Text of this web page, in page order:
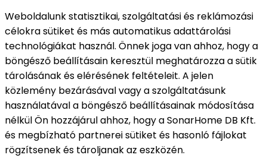
Weboldalunk statisztikai, szolgáltatási és reklámozási
célokra sütiket és más automatikus adattárolási
technológiákat használ. Önnek joga van ahhoz, hogy a
böngésző beállításain keresztül meghatározza a sütik
tárolásának és elérésének feltételeit. A jelen
közlemény bezárásával vagy a szolgáltatásunk
használatával a böngésző beállításainak módosítása
nélkül Ön hozzájárul ahhoz, hogy a SonarHome DB Kft.
és megbízható partnerei sütiket és hasonló fájlokat
rögzítsenek és tároljanak az eszközén.